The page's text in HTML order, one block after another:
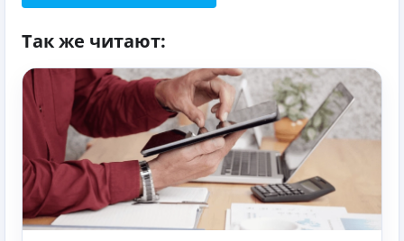
Так же читают: